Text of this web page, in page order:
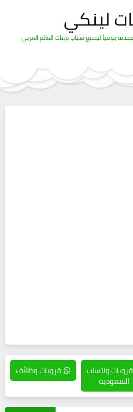
لينكي
يومياً لجميع شباب وبنات العالم العربي
قروبات واتساب
السعودية
قروبات وظائف